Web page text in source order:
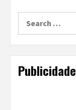
Publicidade